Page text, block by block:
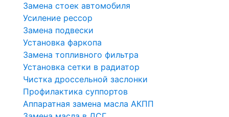
Замена стоек автомобиля
Усиление рессор
Замена подвески
Установка фаркопа
Замена топливного фильтра
Установка сетки в радиатор
Чистка дроссельной заслонки
Профилактика суппортов
Аппаратная замена масла АКПП